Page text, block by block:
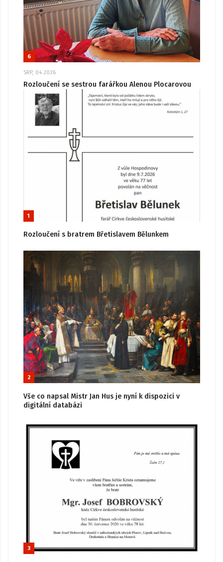
6
SRP, 04 2026
Rozloučení se sestrou farářkou Alenou Plocarovou
1
Rozloučení s bratrem Břetislavem Bělunkem
2
Vše co napsal Mistr Jan Hus je nyní k dispozici v
digitální databázi
3